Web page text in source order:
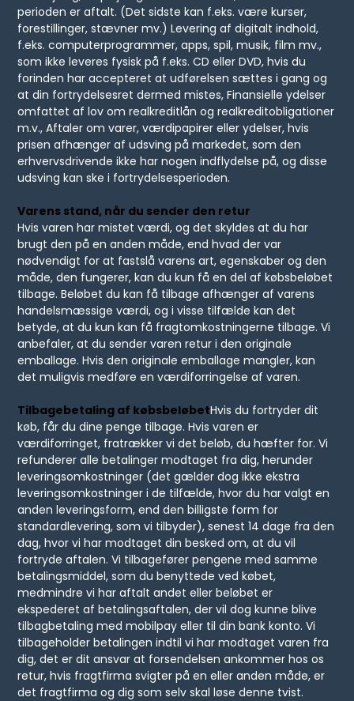
perioden er aftalt. (Det sidste kan f.eks. være kurser,
forestillinger, stævner mv.) Levering af digitalt indhold,
f.eks. computerprogrammer, apps, spil, musik, film mv.,
som ikke leveres fysisk på f.eks. CD eller DVD, hvis du
forinden har accepteret at udførelsen sættes i gang og
at din fortrydelsesret dermed mistes, Finansielle ydelser
omfattet af lov om realkreditlån og realkreditobligationer
m.v., Aftaler om varer, værdipapirer eller ydelser, hvis
prisen afhænger af udsving på markedet, som den
erhvervsdrivende ikke har nogen indflydelse på, og disse
udsving kan ske i fortrydelsesperioden.
Varens stand, når du sender den retur
Hvis varen har mistet værdi, og det skyldes at du har
brugt den på en anden måde, end hvad der var
nødvendigt for at fastslå varens art, egenskaber og den
måde, den fungerer, kan du kun få en del af købsbeløbet
tilbage. Beløbet du kan få tilbage afhænger af varens
handelsmæssige værdi, og i visse tilfælde kan det
betyde, at du kun kan få fragtomkostningerne tilbage. Vi
anbefaler, at du sender varen retur i den originale
emballage. Hvis den originale emballage mangler, kan
det muligvis medføre en værdiforringelse af varen.
Tilbagebetaling af købsbeløbetHvis du fortryder dit
køb, får du dine penge tilbage. Hvis varen er
værdiforringet, fratrækker vi det beløb, du hæfter for. Vi
refunderer alle betalinger modtaget fra dig, herunder
leveringsomkostninger (det gælder dog ikke ekstra
leveringsomkostninger i de tilfælde, hvor du har valgt en
anden leveringsform, end den billigste form for
standardlevering, som vi tilbyder), senest 14 dage fra den
dag, hvor vi har modtaget din besked om, at du vil
fortryde aftalen. Vi tilbagefører pengene med samme
betalingsmiddel, som du benyttede ved købet,
medmindre vi har aftalt andet eller beløbet er
ekspederet af betalingsaftalen, der vil dog kunne blive
tilbagbetaling med mobilpay eller til din bank konto. Vi
tilbageholder betalingen indtil vi har modtaget varen fra
dig, det er dit ansvar at forsendelsen ankommer hos os
retur, hvis fragtfirma svigter på en eller anden måde, er
det fragtfirma og dig som selv skal løse denne tvist.